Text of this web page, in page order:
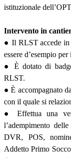
istituzionale
Intervento in
● Il RLST accede in
essere d’esempio
● È dotato di
RLST.
● È accompagnato
con il quale si
● Effettua una
l’adempimento
DVR, POS,
Addetto Primo